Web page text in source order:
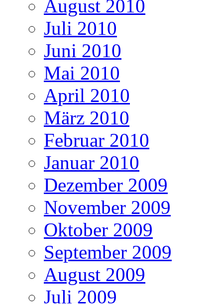
August 2010
Juli 2010
Juni 2010
Mai 2010
April 2010
März 2010
Februar 2010
Januar 2010
Dezember 2009
November 2009
Oktober 2009
September 2009
August 2009
Juli 2009